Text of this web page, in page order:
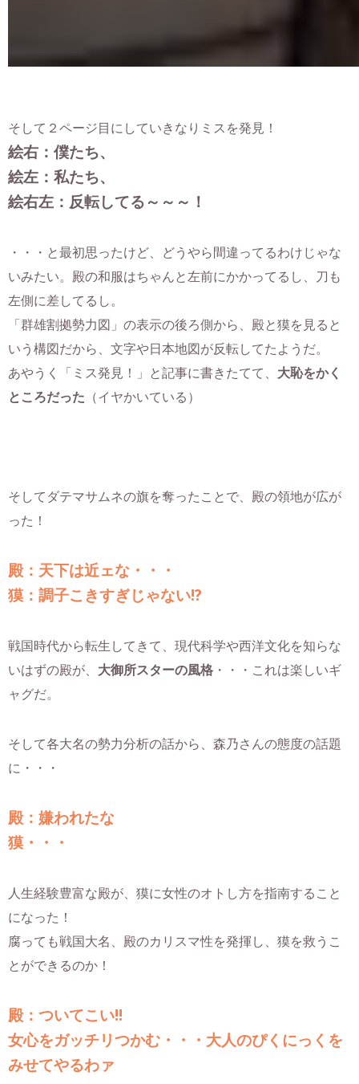
そして２ページ目にしていきなりミスを発見！
絵右：僕たち、
絵左：私たち、
絵右左：反転してる～～～！
・・・と最初思ったけど、どうやら間違ってるわけじゃな
いみたい。殿の和服はちゃんと左前にかかってるし、刀も
左側に差してるし。
「群雄割拠勢力図」の表示の後ろ側から、殿と獏を見ると
いう構図だから、文字や日本地図が反転してたようだ。
あやうく「ミス発見！」と記事に書きたてて、 大恥をかく
ところだった （イヤかいている）
そしてダテマサムネの旗を奪ったことで、殿の領地が広が
った！
殿：天下は近ェな・・・
獏：調子こきすぎじゃない!?
戦国時代から転生してきて、現代科学や西洋文化を知らな
いはずの殿が、 大御所スターの風格 ・・・これは楽しいギ
ャグだ。
そして各大名の勢力分析の話から、森乃さんの態度の話題
に・・・
殿：嫌われたな
獏・・・
人生経験豊富な殿が、獏に女性のオトし方を指南すること
になった！
腐っても戦国大名、殿のカリスマ性を発揮し、獏を救うこ
とができるのか！
殿：ついてこい!!
女心をガッチリつかむ・・・大人のぴくにっくを
みせてやるわァ